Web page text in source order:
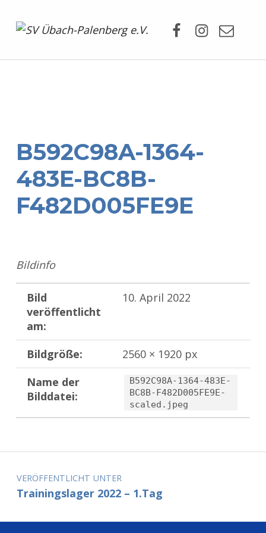
B592C98A-1364-
483E-BC8B-
F482D005FE9E
Bildinfo
Bild
veröffentlicht
am:
10. April 2022
Bildgröße:
2560 × 1920 px
Name der
Bilddatei:
B592C98A-1364-483E-
BC8B-F482D005FE9E-
scaled.jpeg
Zurück zur Hauptnavigation springen
Beitragsnavigation
VERÖFFENTLICHT UNTER
Trainingslager 2022 – 1.Tag